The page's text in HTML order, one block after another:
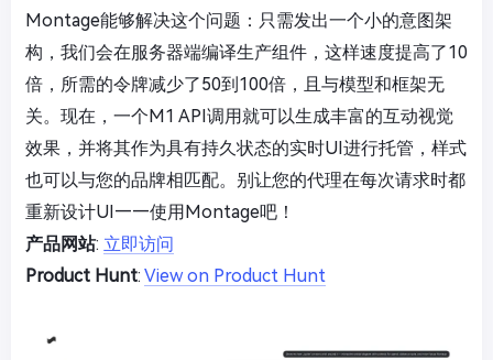
Montage能够解决这个问题：只需发出一个小的意图架
构，我们会在服务器端编译生产组件，这样速度提高了10
倍，所需的令牌减少了50到100倍，且与模型和框架无
关。现在，一个M1 API调用就可以生成丰富的互动视觉
效果，并将其作为具有持久状态的实时UI进行托管，样式
也可以与您的品牌相匹配。别让您的代理在每次请求时都
重新设计UI——使用Montage吧！
产品网站: 立即访问
Product Hunt: View on Product Hunt